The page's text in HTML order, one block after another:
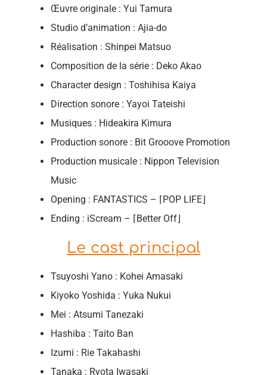
Œuvre originale : Yui Tamura
Studio d’animation : Ajia-do
Réalisation : Shinpei Matsuo
Composition de la série : Deko ‌Akao
Character design : Toshihisa ‌Kaiya
Direction sonore : Yayoi Tateishi
Musiques : Hideakira ‌Kimura
Production sonore : Bit Grooove Promotion
Production musicale : Nippon Television
Music
Opening : FANTASTICS – ⌈POP LIFE⌋
Ending : iScream – ⌈Better Off⌋
Le cast principal
Tsuyoshi Yano : Kohei Amasaki
Kiyoko Yoshida : Yuka Nukui
Mei : Atsumi Tanezaki
Hashiba : Taito Ban
Izumi : Rie Takahashi
Tanaka : Ryota Iwasaki